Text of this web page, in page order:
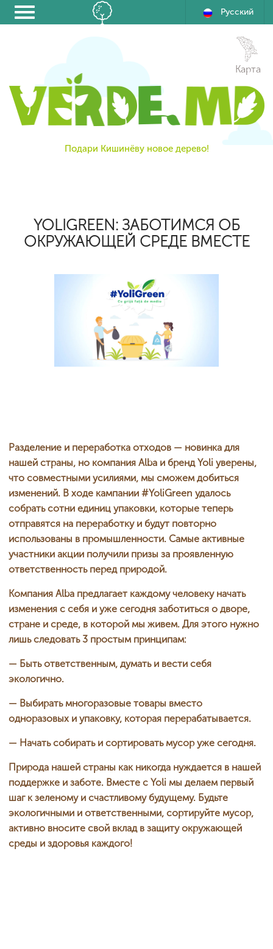
Русский
Подари Кишинёву новое дерево!
Карта
YOLIGREEN: ЗАБОТИМСЯ ОБ
ОКРУЖАЮЩЕЙ СРЕДЕ ВМЕСТЕ
Разделение и переработка отходов — новинка для
нашей страны, но компания Alba и бренд Yoli уверены,
что совместными усилиями, мы сможем добиться
изменений. В ходе кампании #YoliGreen удалось
собрать сотни единиц упаковки, которые теперь
отправятся на переработку и будут повторно
использованы в промышленности. Самые активные
участники акции получили призы за проявленную
ответственность перед природой.
Компания Alba предлагает каждому человеку начать
изменения с себя и уже сегодня заботиться о дворе,
стране и среде, в которой мы живем. Для этого нужно
лишь следовать 3 простым принципам:
— Быть ответственным, думать и вести себя
экологично.
— Выбирать многоразовые товары вместо
одноразовых и упаковку, которая перерабатывается.
— Начать собирать и сортировать мусор уже сегодня.
Природа нашей страны как никогда нуждается в нашей
поддержке и заботе. Вместе с Yoli мы делаем первый
шаг к зеленому и счастливому будущему. Будьте
экологичными и ответственными, сортируйте мусор,
активно вносите свой вклад в защиту окружающей
среды и здоровья каждого!